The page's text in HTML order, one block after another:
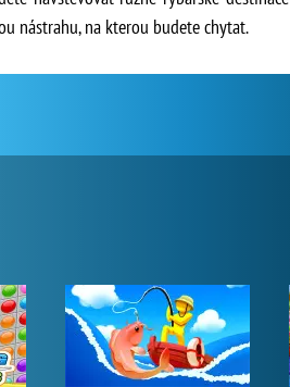
nástrahu, na kterou budete chytat.